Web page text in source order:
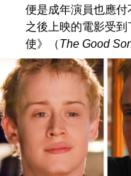
便是成年演員也應付
之後上映的電影受到
使》（The Good